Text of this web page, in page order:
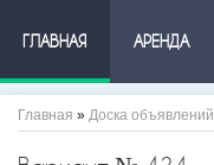
ГЛАВНАЯ АРЕНДА
Главная » Доска объявлений